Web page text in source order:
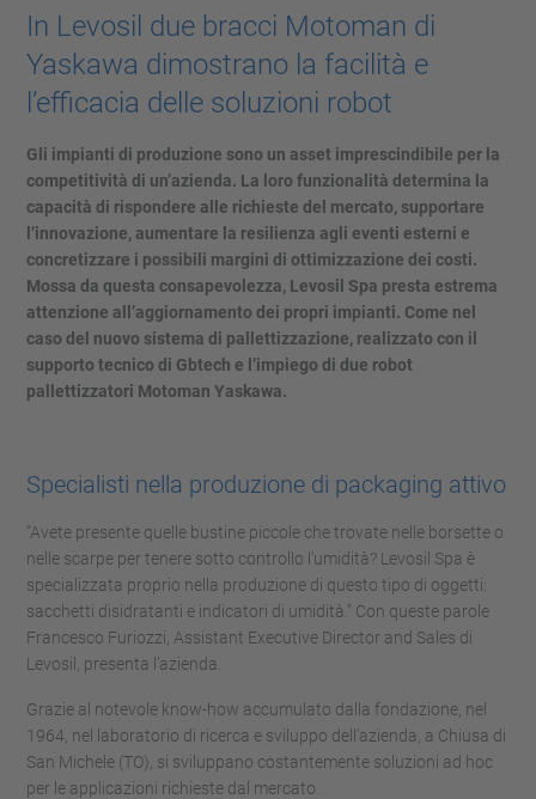
In Levosil due bracci Motoman di
Yaskawa dimostrano la facilità e
l’efficacia delle soluzioni robot
Gli impianti di produzione sono un asset imprescindibile per la
competitività di un’azienda. La loro funzionalità determina la
capacità di rispondere alle richieste del mercato, supportare
l’innovazione, aumentare la resilienza agli eventi esterni e
concretizzare i possibili margini di ottimizzazione dei costi.
Mossa da questa consapevolezza, Levosil Spa presta estrema
attenzione all’aggiornamento dei propri impianti. Come nel
caso del nuovo sistema di pallettizzazione, realizzato con il
supporto tecnico di Gbtech e l’impiego di due robot
pallettizzatori Motoman Yaskawa.
Specialisti nella produzione di packaging attivo
“Avete presente quelle bustine piccole che trovate nelle borsette o
nelle scarpe per tenere sotto controllo l'umidità? Levosil Spa è
specializzata proprio nella produzione di questo tipo di oggetti:
sacchetti disidratanti e indicatori di umidità.” Con queste parole
Francesco Furiozzi, Assistant Executive Director and Sales di
Levosil, presenta l’azienda.
Grazie al notevole know-how accumulato dalla fondazione, nel
1964, nel laboratorio di ricerca e sviluppo dell’azienda, a Chiusa di
San Michele (TO), si sviluppano costantemente soluzioni ad hoc
per le applicazioni richieste dal mercato.